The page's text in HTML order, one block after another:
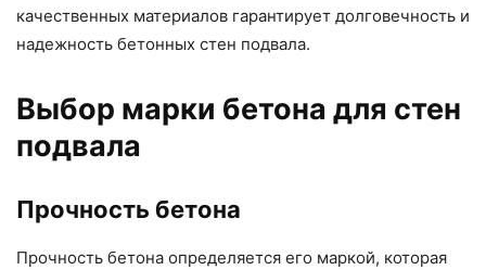
качественных материалов гарантирует долговечность и
надежность бетонных стен подвала.
Выбор марки бетона для стен
подвала
Прочность бетона
Прочность бетона определяется его маркой, которая